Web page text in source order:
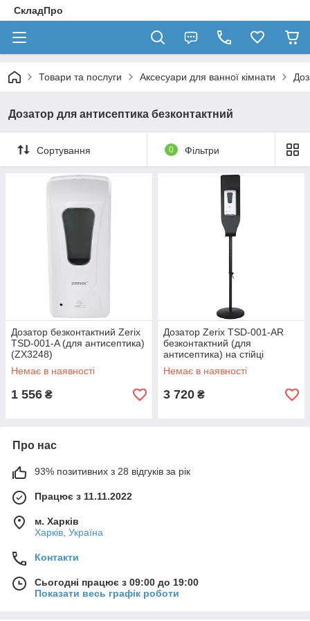
СкладПро
Товари та послуги Аксесуари для ванної кімнати
Дозатор для антисептика безконтактний
Сортування 0 Фільтри
Дозатор безконтактний Zerix
TSD-001-A (для антисептика)
(ZX3248)
Немає в наявності
1 556 ₴
Дозатор Zerix TSD-001-AR
безконтактний (для
антисептика) на стійці
(ZX3251)
Немає в наявності
3 720 ₴
Про нас
93% позитивних з 28 відгуків за рік
Працює з 11.11.2022
м. Харків
Харків, Україна
Контакти
Сьогодні працює з 09:00 до 19:00
Показати весь графік роботи